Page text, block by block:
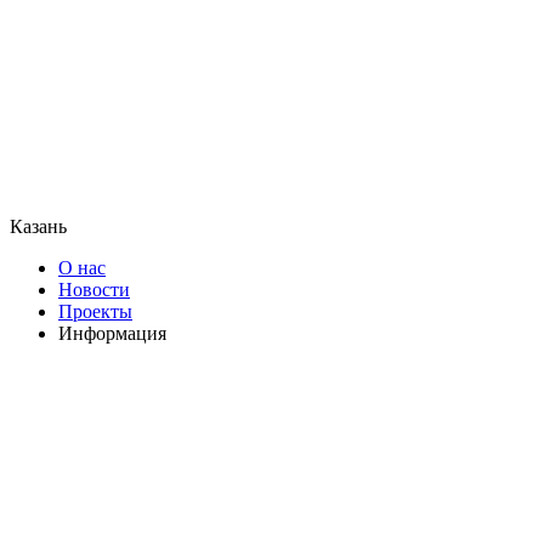
Казань
О нас
Новости
Проекты
Информация